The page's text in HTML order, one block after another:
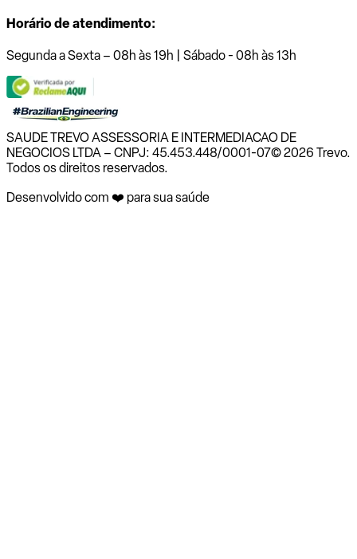
Horário de atendimento:
Segunda a Sexta – 08h às 19h | Sábado - 08h às 13h
SAUDE TREVO ASSESSORIA E INTERMEDIACAO DE
NEGOCIOS LTDA – CNPJ: 45.453.448/0001-07© 2026 Trevo.
Todos os direitos reservados.
Desenvolvido com ❤️ para sua saúde